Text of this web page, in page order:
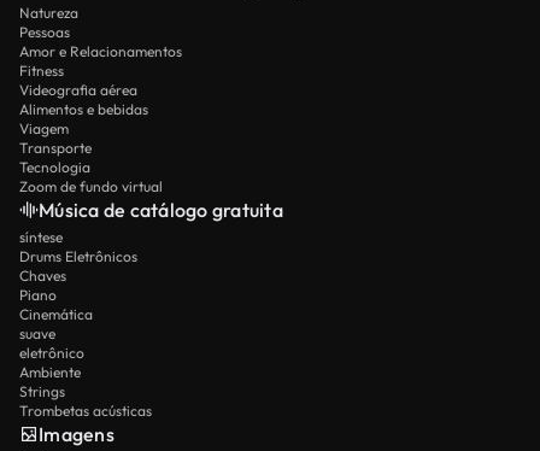
Natureza
Pessoas
Amor e Relacionamentos
Fitness
Videografia aérea
Alimentos e bebidas
Viagem
Transporte
Tecnologia
Zoom de fundo virtual
Música de catálogo gratuita
síntese
Drums Eletrônicos
Chaves
Piano
Cinemática
suave
eletrônico
Ambiente
Strings
Trombetas acústicas
Imagens